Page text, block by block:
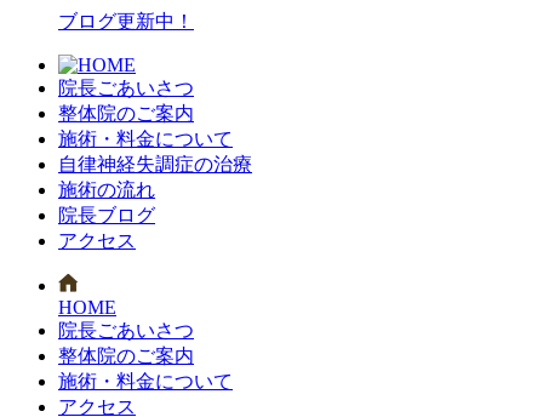
ブログ更新中！
院長ごあいさつ
整体院のご案内
施術・料金について
自律神経失調症の治療
施術の流れ
院長ブログ
アクセス
HOME
院長ごあいさつ
整体院のご案内
施術・料金について
アクセス